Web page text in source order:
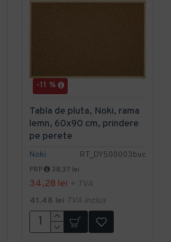
-11 %
Noki RT_DY500003buc
Tabla de pluta, Noki, rama
lemn, 60x90 cm, prindere
pe perete
PRP 38,37 lei
34,28 lei + TVA
41,48 lei TVA inclus